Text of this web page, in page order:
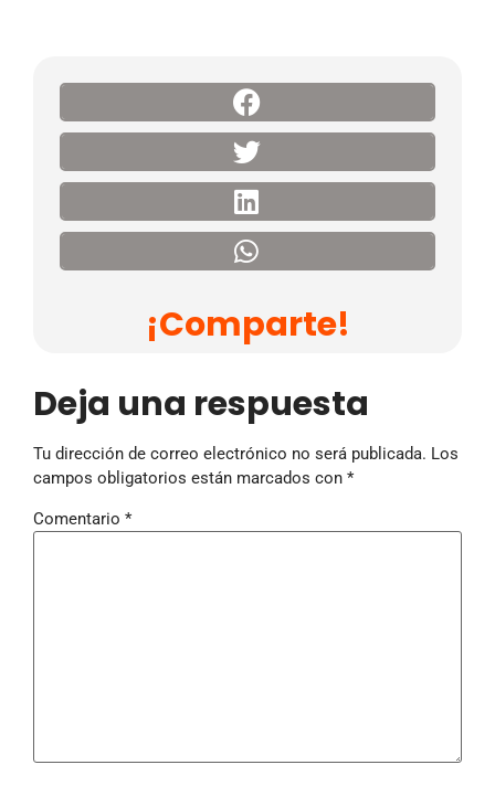
¡Comparte!
Deja una respuesta
Tu dirección de correo electrónico no será publicada. Los
campos obligatorios están marcados con *
Comentario *